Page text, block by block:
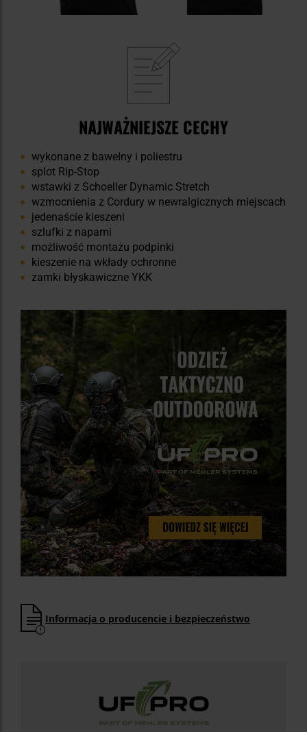
NAJWAŻNIEJSZE CECHY
wykonane z bawełny i poliestru
splot Rip-Stop
wstawki z Schoeller Dynamic Stretch
wzmocnienia z Cordury w newralgicznych miejscach
jedenaście kieszeni
szlufki z napami
możliwość montażu podpinki
kieszenie na wkłady ochronne
zamki błyskawiczne YKK
Informacja o producencie i bezpieczeństwo